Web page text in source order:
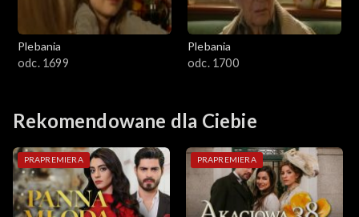
Plebania
odc. 1699
Plebania
odc. 1700
Rekomendowane dla Ciebie
PRAPREMIERA PRAPREMIERA